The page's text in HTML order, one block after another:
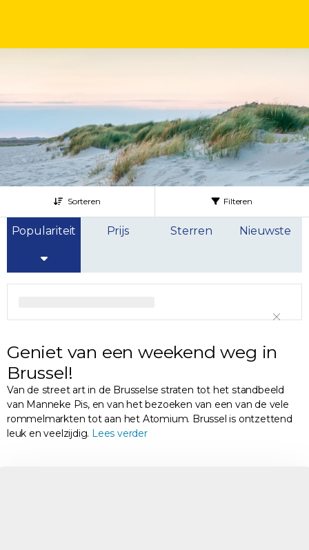
Sorteren Filteren
Populariteit Prijs Sterren Nieuwste
Geniet van een weekend weg in
Brussel!
Van de street art in de Brusselse straten tot het standbeeld
van Manneke Pis, en van het bezoeken van een van de vele
rommelmarkten tot aan het Atomium. Brussel is ontzettend
leuk en veelzijdig. Lees verder